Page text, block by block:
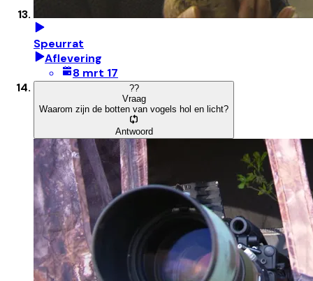
Speurrat
Aflevering
8 mrt 17
??
Vraag
Waarom zijn de botten van vogels hol en licht?
Antwoord